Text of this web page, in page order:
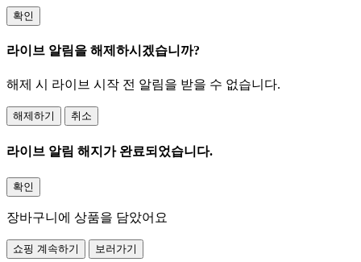
확인
라이브 알림을 해제하시겠습니까?
해제 시 라이브 시작 전 알림을 받을 수 없습니다.
해제하기 취소
라이브 알림 해지가 완료되었습니다.
확인
장바구니에 상품을 담았어요
쇼핑 계속하기 보러가기